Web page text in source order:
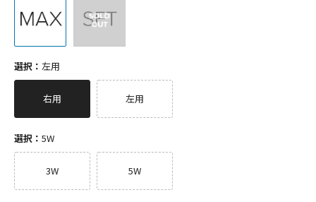
選択： 左用
右用 左用
選択： 5W
3W 5W